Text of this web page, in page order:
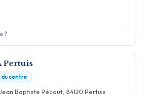
?
Pertuis
du centre
Baptiste Pécout, 84120 Pertuis